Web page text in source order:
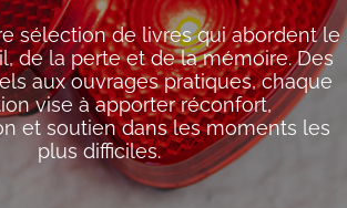
sélection de livres qui abordent le
de la perte et de la mémoire. Des
aux ouvrages pratiques, chaque
vise à apporter réconfort,
et soutien dans les moments les
plus difficiles.